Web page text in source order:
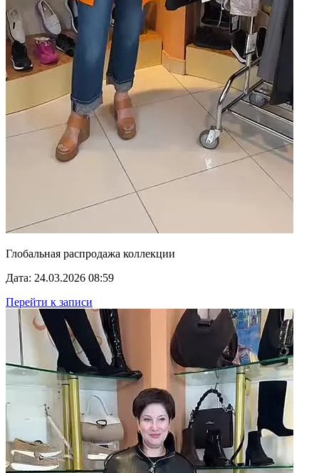
Глобальная распродажа коллекции
Дата: 24.03.2026 08:59
Перейти к записи